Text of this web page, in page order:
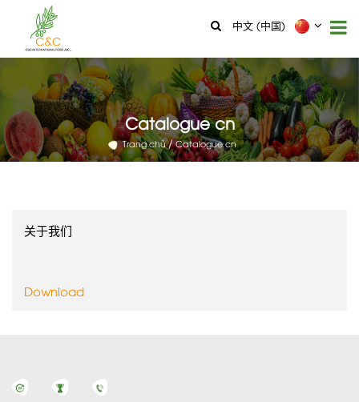
中文 (中国)
Catalogue cn
Trang chủ Catalogue cn
关于我们
Download